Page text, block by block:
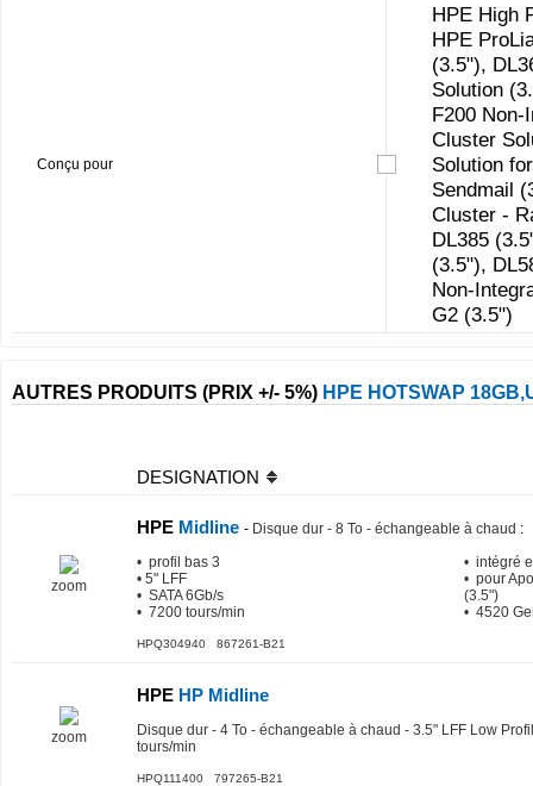
Conçu pour
HPE High
HPE
(3.5"),
Solution
F200 Non-
Cluster
Solution
Sendmail
Cluster -
DL385
(3.5"),
Non-
G2 (3.5")
AUTRES PRODUITS (PRIX +/- 5%) HPE HOTSWAP
DESIGNATION
zoom
HPE Midline - Disque dur - 8 To - échangeable à chaud :
• profil bas 3
• 5" LFF
• SATA 6Gb/s
• 7200 tours/min
• intégré
• pour
(3.5")
• 4520
HPQ304940 867261-B21
zoom
HPE HP Midline
Disque dur - 4 To - échangeable à chaud - 3.5" LFF Low
tours/min
HPQ111400 797265-B21